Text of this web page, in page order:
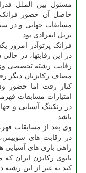
مسئول بین الملل
حاصل آن حضور فرانک
مسابقات جهانی و در
تریل انفرادی بود.
در این رقابتها، در
رقابت رشته تخصصی وی
مصاف رکابزنان دیگر
کنار رفت اما حضور
امتیازات مسابقات
در رنکینگ آسیایی و
باشد.
وی بعد از مسابقات
در رقابت های سوییس،
راهی بازی های آسیایی
بانوی رکابزن ایران
کند به غیر از این